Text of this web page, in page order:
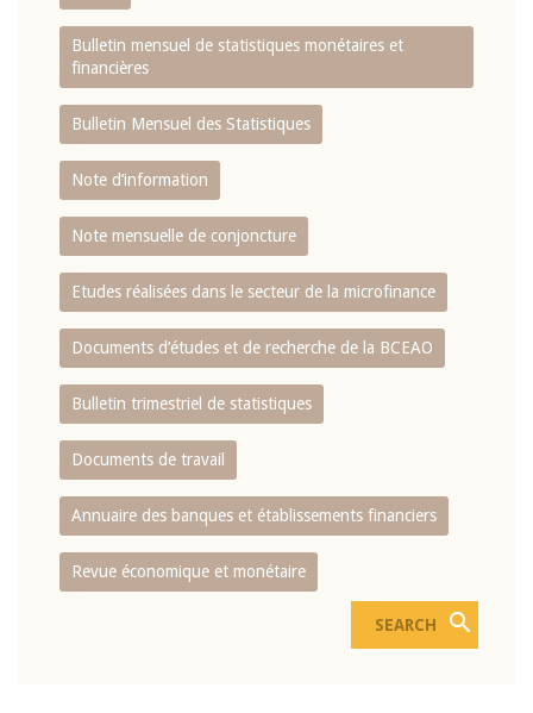
Bulletin mensuel de statistiques monétaires et
financières
Bulletin Mensuel des Statistiques
Note d’information
Note mensuelle de conjoncture
Etudes réalisées dans le secteur de la microfinance
Documents d’études et de recherche de la BCEAO
Bulletin trimestriel de statistiques
Documents de travail
Annuaire des banques et établissements financiers
Revue économique et monétaire